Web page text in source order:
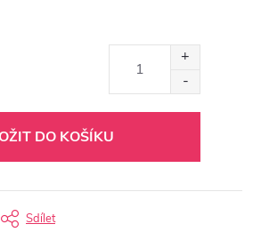
DO KOŠÍKU
Sdílet